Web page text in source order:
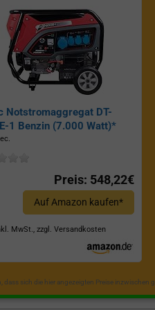
Notstromaggregat DT-
1 Benzin (7.000 Watt)*
Preis: 548,22€
Auf Amazon kaufen*
MwSt., zzgl. Versandkosten
sich die hier angezeigten Preise